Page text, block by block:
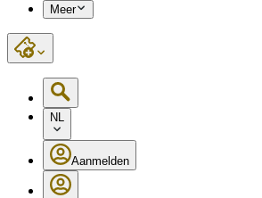
Meer
NL
Aanmelden